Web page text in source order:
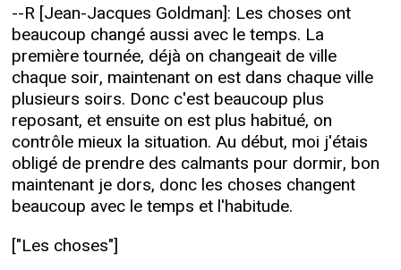
--R [Jean-Jacques Goldman]: Les choses ont
beaucoup changé aussi avec le temps. La
première tournée, déjà on changeait de ville
chaque soir, maintenant on est dans chaque ville
plusieurs soirs. Donc c'est beaucoup plus
reposant, et ensuite on est plus habitué, on
contrôle mieux la situation. Au début, moi j'étais
obligé de prendre des calmants pour dormir, bon
maintenant je dors, donc les choses changent
beaucoup avec le temps et l'habitude.
["Les choses"]